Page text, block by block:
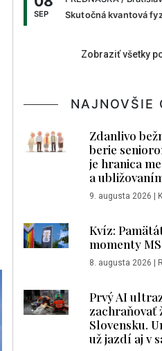
SEP
Skutočná kvantová
Zobraziť všetky
NAJNOVŠIE
Zdanlivo
berie
je hranica
a
9. augusta 2026 |
Kvíz:
momenty
8. augusta 2026 |
Prvý AI
zachraňovať
Slovensku.
už jazdí aj v